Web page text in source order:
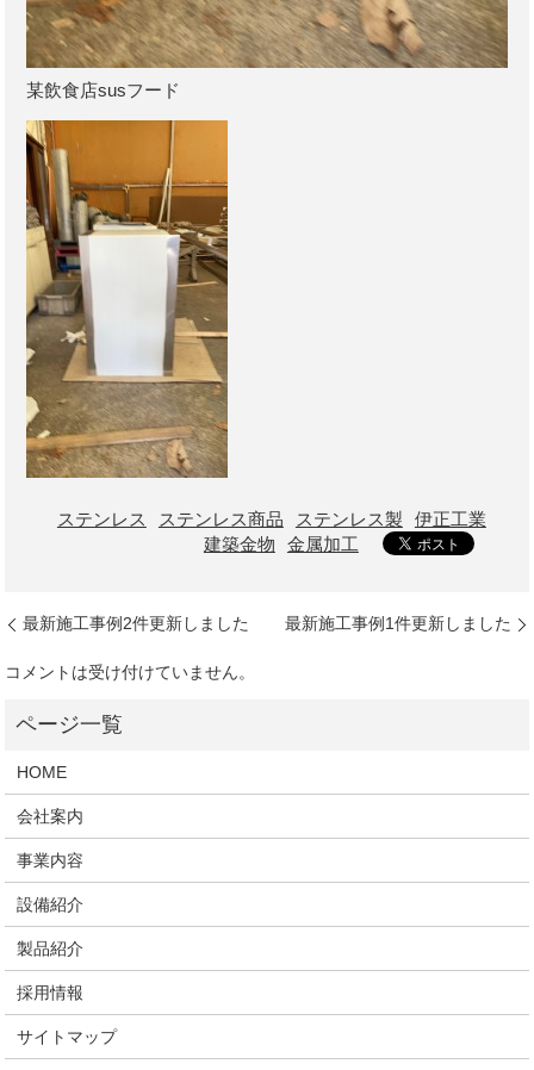
某飲食店susフード
ステンレス ステンレス商品 ステンレス製
伊正工業
建築金物
金属加工
最新施工事例2件更新しました 最新施工事例1件更新しました
コメントは受け付けていません。
HOME
会社案内
事業内容
設備紹介
製品紹介
採用情報
サイトマップ